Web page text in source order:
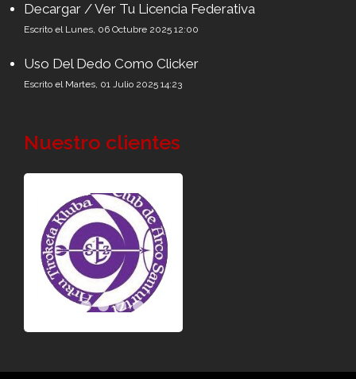
Decargar / Ver Tu Licencia Federativa
Escrito el Lunes, 06 Octubre 2025 12:00
Uso Del Dedo Como Clicker
Escrito el Martes, 01 Julio 2025 14:23
Nuestro clientes